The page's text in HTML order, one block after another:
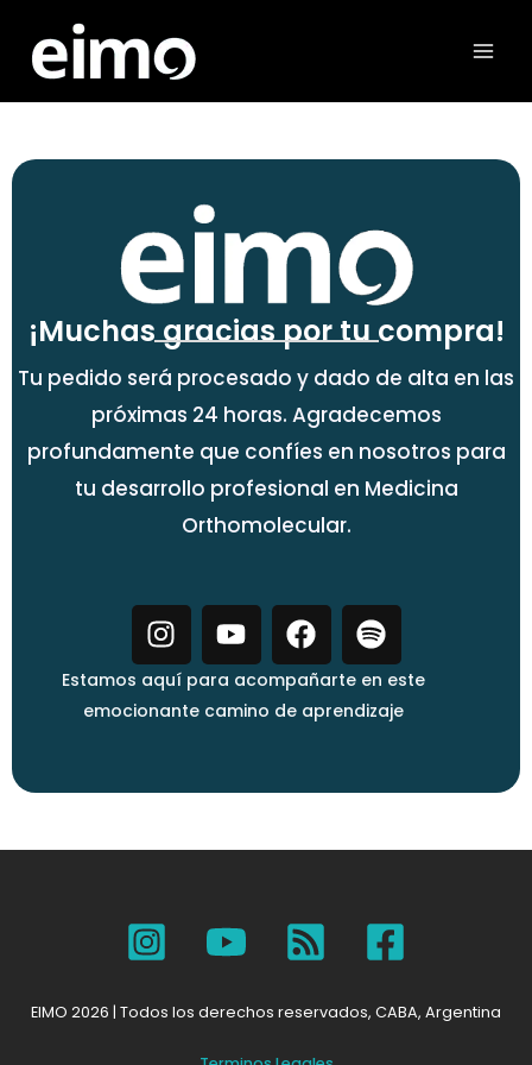
contenido
¡Muchas gracias por tu compra!
Tu pedido será procesado y dado de alta en las
próximas 24 horas. Agradecemos
profundamente que confíes en nosotros para
tu desarrollo profesional en Medicina
Orthomolecular.
I
n
s
t
r
m
Y
o
u
t
e
F
a
c
e
o
S
p
o
t
y
Estamos aquí para acompañarte en este
emocionante camino de aprendizaje
EIMO 2026 | Todos los derechos reservados, CABA, Argentina